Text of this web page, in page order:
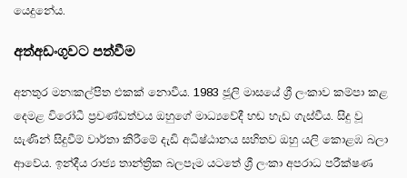
යෙදුනේය.
අත්අඩංගුවට පත්වීම
අනතුර මනඃකල්පිත එකක් නොවීය. 1983 ජූලි මාසයේ ශ්‍රී ලංකාව කම්පා කළ
දෙමළ විරෝධී ප්‍රචණ්ඩත්වය ඔහුගේ මාධ්‍යවේදී හඬ හැඩ ගැස්වීය. සිදු වූ
සැණින් සිදුවීම් වාර්තා කිරීමේ දැඩි අධිෂ්ඨානය සහිතව ඔහු යලි කොළඹ බලා
ආවේය. ඉන්දීය රාජ්‍ය තාන්ත්‍රික බලපෑම යටතේ ශ්‍රී ලංකා අපරාධ පරීක්ෂණ